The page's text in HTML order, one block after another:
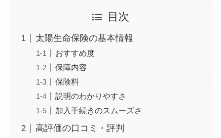
目次
太陽生命保険の基本情報
おすすめ度
保障内容
保険料
説明のわかりやすさ
加入手続きのスムーズさ
高評価の口コミ・評判